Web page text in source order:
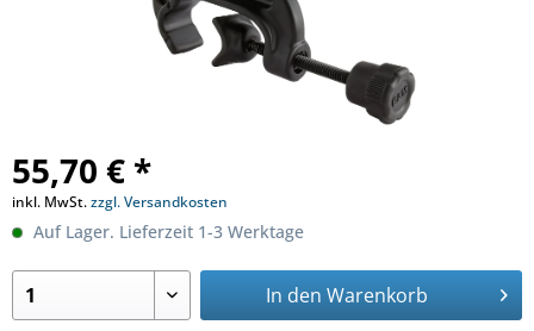
55,70 € *
inkl. MwSt.zzgl. Versandkosten
Auf Lager. Lieferzeit 1-3 Werktage
In den Warenkorb